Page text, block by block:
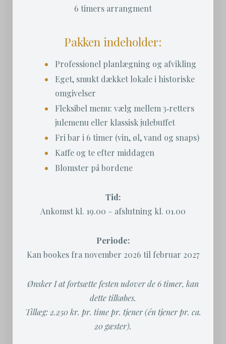
6 timers arrangment
Pakken indeholder:
Professionel planlægning og afvikling
Eget, smukt dækket lokale i historiske
omgivelser
Fleksibel menu: vælg mellem 3‑retters
julemenu eller klassisk julebuffet
Fri bar i 6 timer (vin, øl, vand og snaps)
Kaffe og te efter middagen
Blomster på bordene
Tid:
Ankomst kl. 19.00 – afslutning kl. 01.00
Periode:
Kan bookes fra november 2026 til februar 2027
Ønsker I at fortsætte festen udover de 6 timer, kan
dette tilkøbes.
Tillæg: 2.250 kr. pr. time pr. tjener (én tjener pr. ca.
20 gæster).